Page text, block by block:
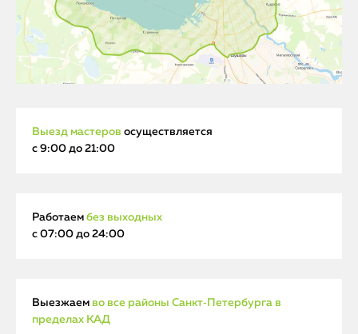
Выезд мастеров осуществляется
с 9:00 до 21:00
Работаем без выходных
с 07:00 до 24:00
Выезжаем во все районы Санкт‑Петербурга в
пределах КАД